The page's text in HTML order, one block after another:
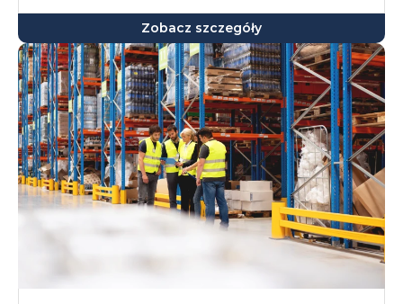
Zobacz szczegóły